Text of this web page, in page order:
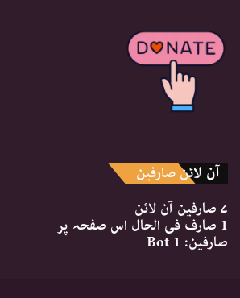
آن لائن صارفین
۷ صارفین
آن لائن
1 صارف فی الحال اس صفحہ پر
صارفین: 1 Bot